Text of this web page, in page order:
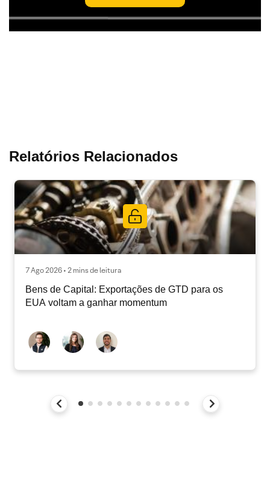
Relatórios Relacionados
7 Ago 2026 • 2 mins de leitura
Bens de Capital: Exportações de GTD para os
EUA voltam a ganhar momentum